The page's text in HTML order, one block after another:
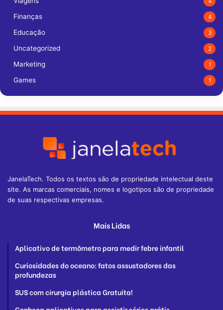
Finanças 4
Educação 3
Uncategorized 2
Marketing 1
Games 1
JanelaTech. Todos os textos são de propriedade intelectual deste
site. As marcas comerciais, nomes e logotipos são de propriedade
de suas respectivas empresas.
Mais Lidas
Aplicativo de termômetro para medir febre infantil
Curiosidades do oceano: fatos assustadores das
profundezas
SUS com cirurgia plástica Gratuita!